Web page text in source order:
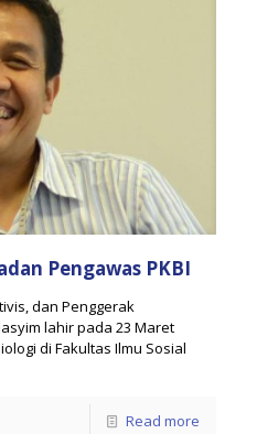
Pengawas PKBI
dan Penggerak
lahir pada 23 Maret
di Fakultas Ilmu Sosial
Read more